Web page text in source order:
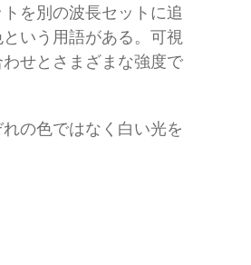
を別の波長セットに追
いう用語がある。可視
せとさまざまな強度で
の色ではなく白い光を